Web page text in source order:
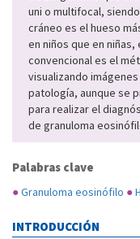
uni o multifocal,
cráneo es el hueso
en niños que en niñas,
convencional es el
visualizando
patología, aunque se
para realizar el
de granuloma
Palabras clave
●Granuloma eosinófilo ●
INTRODUCCIÓN